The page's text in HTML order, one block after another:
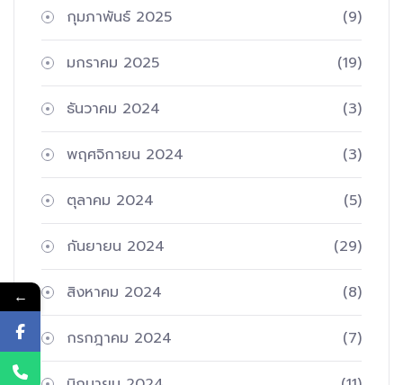
กุมภาพันธ์ 2025 (9)
มกราคม 2025 (19)
ธันวาคม 2024 (3)
พฤศจิกายน 2024 (3)
ตุลาคม 2024 (5)
กันยายน 2024 (29)
สิงหาคม 2024 (8)
กรกฎาคม 2024 (7)
←